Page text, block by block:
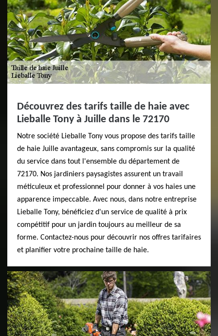
Découvrez des tarifs taille de haie avec
Lieballe Tony à Juille dans le 72170
Notre société Lieballe Tony vous propose des tarifs taille
de haie Juille avantageux, sans compromis sur la qualité
du service dans tout l'ensemble du département de
72170. Nos jardiniers paysagistes assurent un travail
méticuleux et professionnel pour donner à vos haies une
apparence impeccable. Avec nous, dans notre entreprise
Lieballe Tony, bénéficiez d'un service de qualité à prix
compétitif pour un jardin toujours au meilleur de sa
forme. Contactez-nous pour découvrir nos offres tarifaires
et planifier votre prochaine taille de haie.